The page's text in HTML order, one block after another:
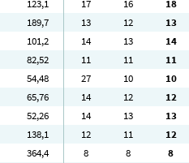
123,1 17 16 18
189,7 13 12 13
101,2 14 13 14
82,52 11 11 11
54,48 27 10 10
65,76 14 12 12
52,26 14 13 13
138,1 12 11 12
364,4 8 8 8